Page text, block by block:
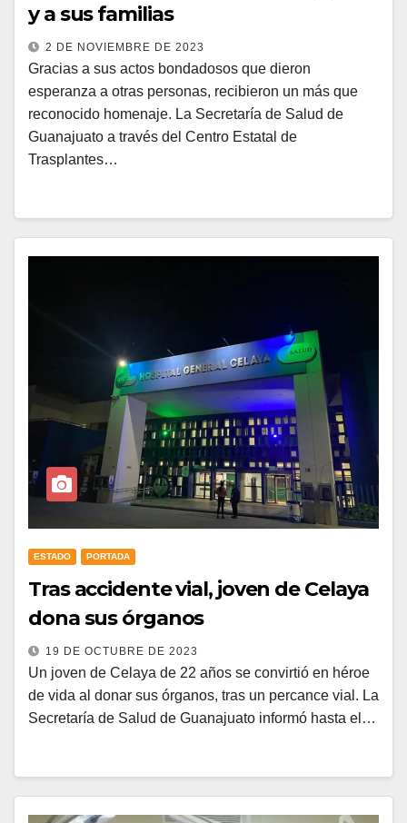
y a sus familias
2 DE NOVIEMBRE DE 2023
Gracias a sus actos bondadosos que dieron
esperanza a otras personas, recibieron un más que
reconocido homenaje. La Secretaría de Salud de
Guanajuato a través del Centro Estatal de
Trasplantes…
ESTADO PORTADA
Tras accidente vial, joven de Celaya
dona sus órganos
19 DE OCTUBRE DE 2023
Un joven de Celaya de 22 años se convirtió en héroe
de vida al donar sus órganos, tras un percance vial. La
Secretaría de Salud de Guanajuato informó hasta el…